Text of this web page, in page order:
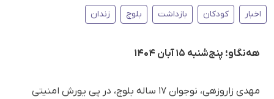
اخبار کودکان بازداشت بلوچ زندان
هه‌نگاو؛ پنج‌شنبه ۱۵ آبان ۱۴۰۴
مهدی زاروزهی، نوجوان ۱۷ ساله بلوچ، در پی یورش امنیتی